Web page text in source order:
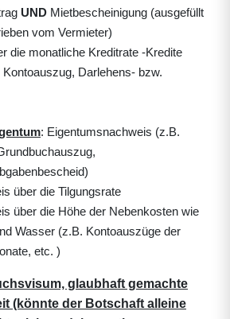
UND Mietbescheinigung (ausgefüllt
vom Vermieter)
die monatliche Kreditrate -Kredite
Kontoauszug, Darlehens- bzw.
: Eigentumsnachweis (z.B.
über die Tilgungsrate
über die Höhe der Nebenkosten wie
Wasser (z.B. Kontoauszüge der
etc. )
glaubhaft gemachte
(könnte der Botschaft alleine